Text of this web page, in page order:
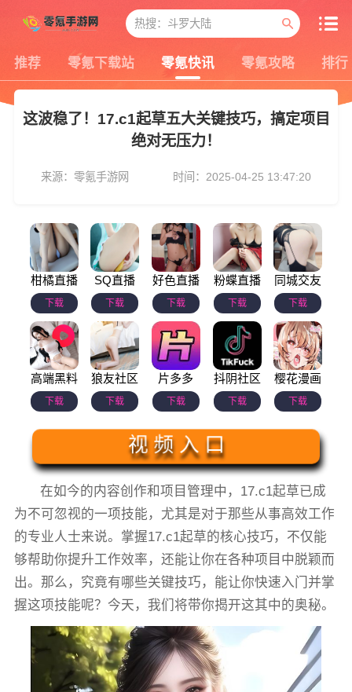
推荐 零氪下载站 零氪快讯 零氪攻略 排行
这波稳了！17.c1起草五大关键技巧，搞定项目
绝对无压力！
来源：零氪手游网 时间：2025-04-25 13:47:20
柑橘直播
下载
SQ直播
下载
好色直播
下载
粉蝶直播
下载
同城交友
下载
高端黑料
下载
狼友社区
下载
片多多
下载
抖阴社区
下载
樱花漫画
下载
视 频 入 口
在如今的内容创作和项目管理中，17.c1起草已成
为不可忽视的一项技能，尤其是对于那些从事高效工作
的专业人士来说。掌握17.c1起草的核心技巧，不仅能
够帮助你提升工作效率，还能让你在各种项目中脱颖而
出。那么，究竟有哪些关键技巧，能让你快速入门并掌
握这项技能呢？今天，我们将带你揭开这其中的奥秘。